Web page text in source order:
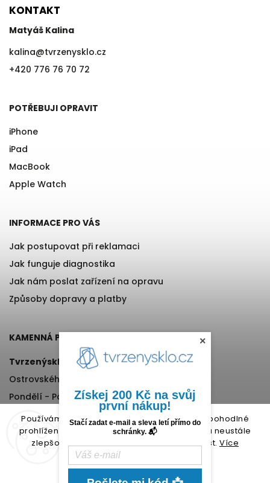
Používáme cookies, abychom Vám umožnili pohodlné
prohlížení webu a díky analýze provozu webu neustále
zlepšovali jeho funkce, výkon a použitelnost. Více
informací.
Nastavení
KONTAKT
Matyáš Kalina
kalina@tvrzenysklo.cz
+420 776 76 70 72
POTŘEBUJI OPRAVIT
iPhone
iPad
MacBook
Apple Watch
INFORMACE PRO VÁS
Jak postupovat při reklamaci
Jak funguje diagnostika
Jak nám poslat zařízení na opravu
Způsoby dopravy a platby
KAMENNÁ PRODEJNA
Tvrzenýsklo.cz
Ostrovského 971/11, Praha 5
Pondělí - Pátek, 12:00-17:00
+420 776 76 70 72
×
Získej 200 Kč na svůj
první nákup!
Stačí zadat e-mail a sleva letí přímo do
schránky. 📬